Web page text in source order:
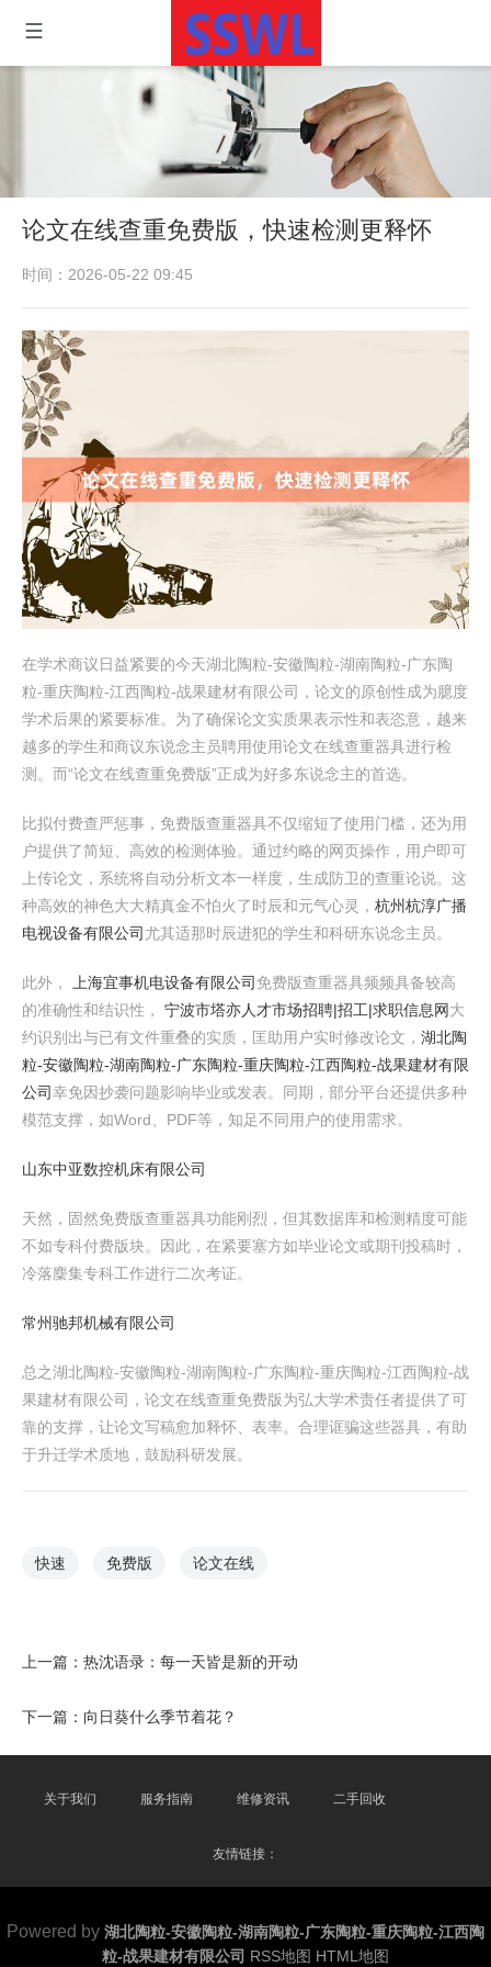
论文在线查重免费版，快速检测更释怀
时间：2026-05-22 09:45
在学术商议日益紧要的今天湖北陶粒-安徽陶粒-湖南陶粒-广东陶
粒-重庆陶粒-江西陶粒-战果建材有限公司，论文的原创性成为臆度
学术后果的紧要标准。为了确保论文实质果表示性和表恣意，越来
越多的学生和商议东说念主员聘用使用论文在线查重器具进行检
测。而“论文在线查重免费版”正成为好多东说念主的首选。
比拟付费查严惩事，免费版查重器具不仅缩短了使用门槛，还为用
户提供了简短、高效的检测体验。通过约略的网页操作，用户即可
上传论文，系统将自动分析文本一样度，生成防卫的查重论说。这
种高效的神色大大精真金不怕火了时辰和元气心灵， 杭州杭淳广播
电视设备有限公司 尤其适那时辰进犯的学生和科研东说念主员。
此外， 上海宜事机电设备有限公司 免费版查重器具频频具备较高
的准确性和结识性， 宁波市塔亦人才市场招聘|招工|求职信息网大
约识别出与已有文件重叠的实质，匡助用户实时修改论文， 湖北陶
粒-安徽陶粒-湖南陶粒-广东陶粒-重庆陶粒-江西陶粒-战果建材有限
公司幸免因抄袭问题影响毕业或发表。同期，部分平台还提供多种
模范支撑，如Word、PDF等，知足不同用户的使用需求。
山东中亚数控机床有限公司
天然，固然免费版查重器具功能刚烈，但其数据库和检测精度可能
不如专科付费版块。因此，在紧要塞方如毕业论文或期刊投稿时，
冷落麇集专科工作进行二次考证。
常州驰邦机械有限公司
总之湖北陶粒-安徽陶粒-湖南陶粒-广东陶粒-重庆陶粒-江西陶粒-战
果建材有限公司，论文在线查重免费版为弘大学术责任者提供了可
靠的支撑，让论文写稿愈加释怀、表率。合理诓骗这些器具，有助
于升迁学术质地，鼓励科研发展。
快速 免费版 论文在线
上一篇： 热沈语录：每一天皆是新的开动
下一篇： 向日葵什么季节着花？
关于我们 服务指南 维修资讯 二手回收
友情链接：
Powered by 湖北陶粒-安徽陶粒-湖南陶粒-广东陶粒-重庆陶粒-江西陶
粒-战果建材有限公司 RSS地图 HTML地图